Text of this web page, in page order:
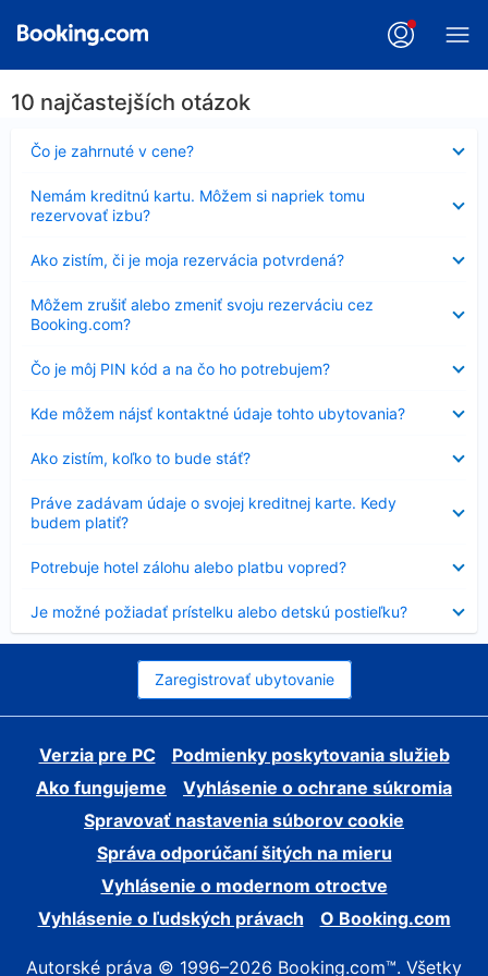
10 najčastejších otázok
Čo je zahrnuté v cene?
Nezobrazuje
sa
Nemám kreditnú kartu. Môžem si napriek tomu
rezervovať izbu?
sa
Ako zistím, či je moja rezervácia potvrdená?
sa
Môžem zrušiť alebo zmeniť svoju rezerváciu cez
Booking.com?
sa
Čo je môj PIN kód a na čo ho potrebujem?
Nezobrazuje
sa
Kde môžem nájsť kontaktné údaje tohto ubytovania?
sa
Ako zistím, koľko to bude stáť?
sa
Práve zadávam údaje o svojej kreditnej karte. Kedy
budem platiť?
sa
Potrebuje hotel zálohu alebo platbu vopred?
sa
Je možné požiadať prístelku alebo detskú postieľku?
sa
Zaregistrovať ubytovanie
Verzia pre PC
Podmienky poskytovania služieb
Ako fungujeme
Vyhlásenie o ochrane súkromia
Spravovať nastavenia súborov cookie
Správa odporúčaní šitých na mieru
Vyhlásenie o modernom otroctve
Vyhlásenie o ľudských právach
O Booking.com
Autorské práva © 1996–2026 Booking.com™. Všetky